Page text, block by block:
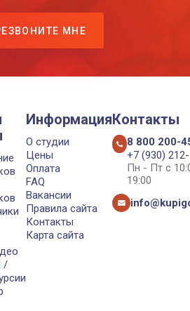
МНЕ
/
Информация
О студии
Цены
Оплата
FAQ
Вакансии
Правила сайта
Контакты
Карта сайта
Контакты
8 800 200-
+7 (930)
Пн - Пт с
19:00